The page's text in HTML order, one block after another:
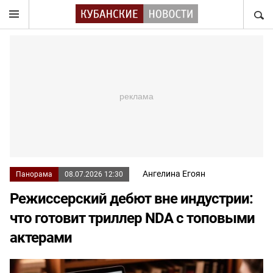
Панорама 08.07.2026 12:30 Ангелина Егоян
Режиссерский дебют вне индустрии:
что готовит триллер NDA с топовыми
актерами